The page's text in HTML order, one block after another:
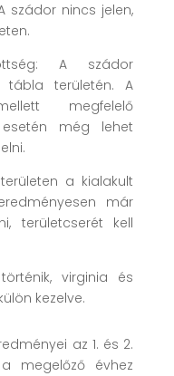
szádor nincs jelen,
A szádor
tábla területén. A
megfelelő
még lehet
a kialakult
már
területcserét kell
virginia és
kezelve.
az 1. és 2.
megelőző évhez